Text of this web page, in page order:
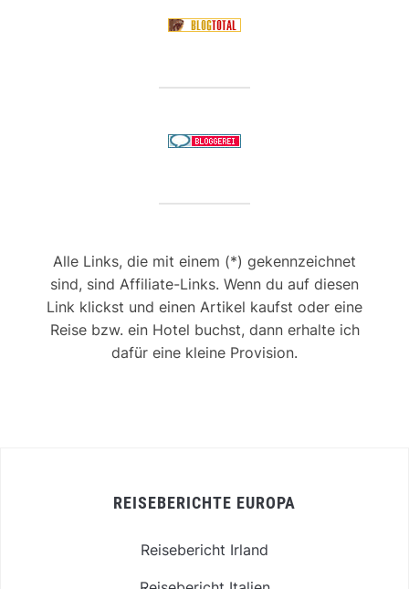
Alle Links, die mit einem (*) gekennzeichnet
sind, sind Affiliate-Links. Wenn du auf diesen
Link klickst und einen Artikel kaufst oder eine
Reise bzw. ein Hotel buchst, dann erhalte ich
dafür eine kleine Provision.
REISEBERICHTE EUROPA
Reisebericht Irland